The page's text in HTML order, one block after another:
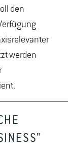
den
werden